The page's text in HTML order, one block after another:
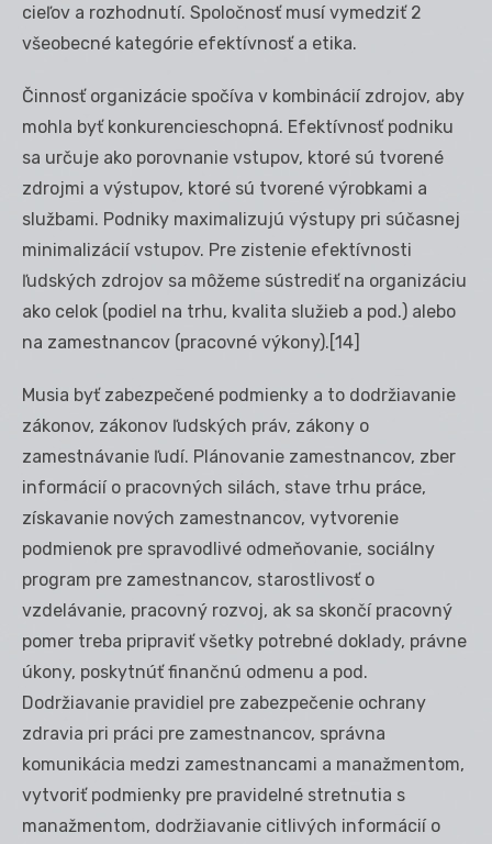
cieľov a rozhodnutí. Spoločnosť musí vymedziť 2
všeobecné kategórie efektívnosť a etika.
Činnosť organizácie spočíva v kombinácií zdrojov, aby
mohla byť konkurencieschopná. Efektívnosť podniku
sa určuje ako porovnanie vstupov, ktoré sú tvorené
zdrojmi a výstupov, ktoré sú tvorené výrobkami a
službami. Podniky maximalizujú výstupy pri súčasnej
minimalizácií vstupov. Pre zistenie efektívnosti
ľudských zdrojov sa môžeme sústrediť na organizáciu
ako celok (podiel na trhu, kvalita služieb a pod.) alebo
na zamestnancov (pracovné výkony). [14]
Musia byť zabezpečené podmienky a to dodržiavanie
zákonov, zákonov ľudských práv, zákony o
zamestnávanie ľudí. Plánovanie zamestnancov, zber
informácií o pracovných silách, stave trhu práce,
získavanie nových zamestnancov, vytvorenie
podmienok pre spravodlivé odmeňovanie, sociálny
program pre zamestnancov, starostlivosť o
vzdelávanie, pracovný rozvoj, ak sa skončí pracovný
pomer treba pripraviť všetky potrebné doklady, právne
úkony, poskytnúť finančnú odmenu a pod.
Dodržiavanie pravidiel pre zabezpečenie ochrany
zdravia pri práci pre zamestnancov, správna
komunikácia medzi zamestnancami a manažmentom,
vytvoriť podmienky pre pravidelné stretnutia s
manažmentom, dodržiavanie citlivých informácií o